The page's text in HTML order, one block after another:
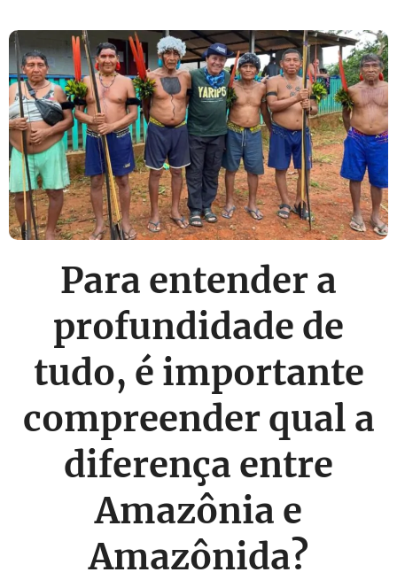
Para entender a
profundidade de
tudo, é importante
compreender qual a
diferença entre
Amazônia e
Amazônida?